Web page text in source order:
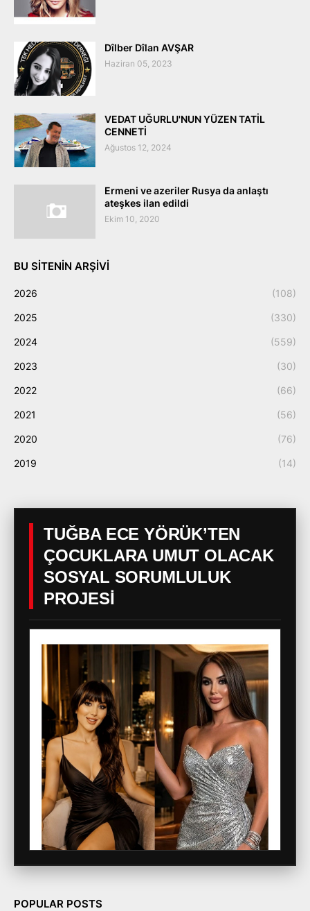
Dîlber Dîlan AVŞAR
Haziran 05, 2023
VEDAT UĞURLU'NUN YÜZEN TATİL
CENNETİ
Ağustos 12, 2024
Ermeni ve azeriler Rusya da anlaştı
ateşkes ilan edildi
Ekim 10, 2020
BU SITENIN ARŞIVI
2026 (108)
2025 (330)
2024 (559)
2023 (30)
2022 (66)
2021 (56)
2020 (76)
2019 (14)
TUĞBA ECE YÖRÜK’TEN
ÇOCUKLARA UMUT OLACAK
SOSYAL SORUMLULUK
PROJESİ
POPULAR POSTS